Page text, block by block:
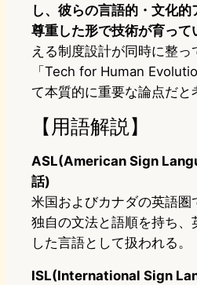
し、彼らの言語的・文化
尊重した形で技術が育って
える制度設計が同時に整っ
「Tech for Human
て本質的に重要な論点だと
【用語解説】
ASL(American Sign
話)
米国およびカナダの英語圏
独自の文法と語順を持ち、
した言語として扱われる。
ISL(International Sign